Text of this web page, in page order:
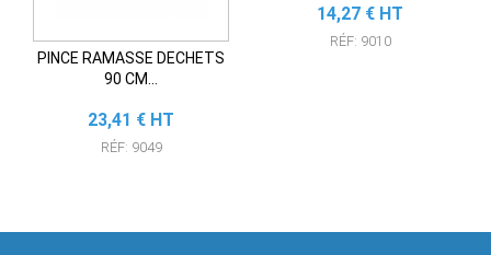
PINCE RAMASSE DECHETS
90 CM...
Prix
23,41 € HT
RÉF: 9049
Prix
14,27 € HT
RÉF: 9010